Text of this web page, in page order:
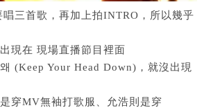
三首歌，再加上拍INTRO，所以幾乎
現在 現場直播節目裡面
(Keep Your Head Down)，就沒出現
穿MV無袖打歌服、允浩則是穿